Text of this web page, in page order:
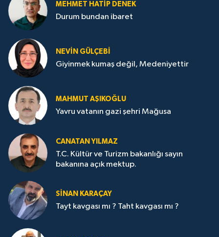
MEHMET HATİP DENEK
Durum bundan ibaret
NEVİN GÜLÇEBİ
Giyinmek kumaş değil, Medeniyettir
MAHMUT AŞIKOĞLU
Yavru vatanın gazi şehri Mağusa
CANATAN YILMAZ
T.C. Kültür ve Turizm bakanlığı sayın
bakanına açık mektup.
SİNAN KARAÇAY
Tayt kavgası mı ? Taht kavgası mı ?